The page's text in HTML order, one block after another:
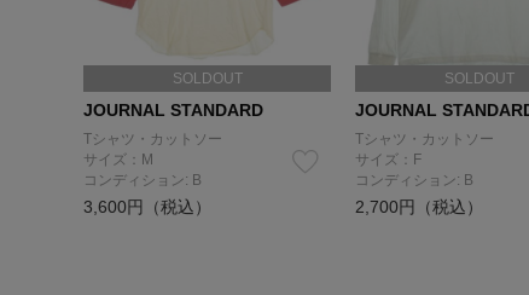
SOLDOUT
JOURNAL STANDARD
Tシャツ・カットソー
サイズ：M
コンディション: B
3,600円（税込）
SOLDOUT
JOURNAL
Tシャツ・カットソー
サイズ：F
コンディション: B
2,700円（税込）